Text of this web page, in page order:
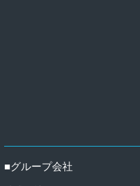
■グループ会社